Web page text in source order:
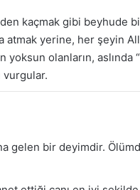
kaçmak gibi beyhude
atmak yerine, her şeyin
olanların, aslında
vurgular.
gelen bir deyimdir.